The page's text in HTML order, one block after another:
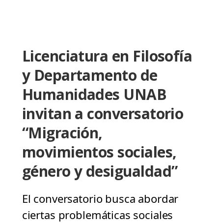
Licenciatura en Filosofía
y Departamento de
Humanidades UNAB
invitan a conversatorio
“Migración,
movimientos sociales,
género y desigualdad”
El conversatorio busca abordar
ciertas problemáticas sociales